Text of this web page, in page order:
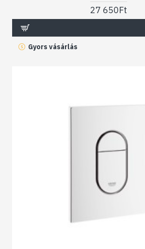
27 650Ft
Gyors vásárlás